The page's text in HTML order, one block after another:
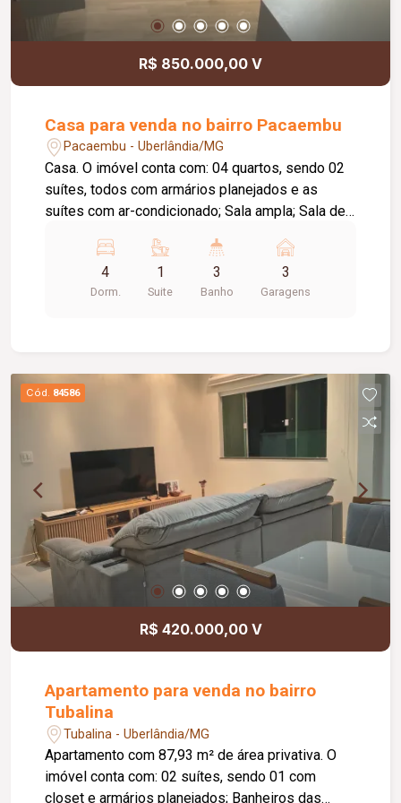
R$ 850.000,00 V
Casa para venda no bairro Pacaembu
Pacaembu - Uberlândia/MG
Casa. O imóvel conta com: 04 quartos, sendo 02
suítes, todos com armários planejados e as
suítes com ar-condicionado; Sala ampla; Sala de
Banheiro social; Cozinha com armários
planejados; Lavanderia ampla; Despensa com
prateleiras; Varanda gourmet com churrasqueira
cadeiras, sombreiro e 02 espreguiçadeiras;
Sistema de câmeras de segurança; Portão
eletrônico; Ambientes amplos, completos e bem
distribuídos, proporcionando conforto e
praticidade.
4
Dorm.
1
Suite
3
Banho
3
Garagens
Cód. 84586
R$ 420.000,00 V
Apartamento para venda no bairro
Tubalina
Tubalina - Uberlândia/MG
Apartamento com 87,93 m² de área privativa. O
imóvel conta com: 02 suítes, sendo 01 com
closet e armários planejados; Banheiros das